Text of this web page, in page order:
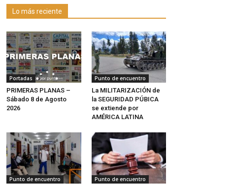
Lo más reciente
Portadas
PRIMERAS PLANAS –
Sábado 8 de Agosto
2026
Punto de encuentro
La MILITARIZACIÓN de
la SEGURIDAD PÚBICA
se extiende por
AMÉRICA LATINA
Punto de encuentro Punto de encuentro